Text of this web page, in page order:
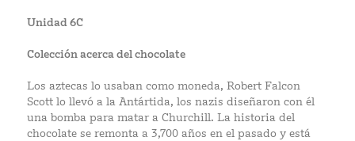
Unidad 6C
Colección acerca del chocolate
Los aztecas lo usaban como moneda, Robert Falcon
Scott lo llevó a la Antártida, los nazis diseñaron con él
una bomba para matar a Churchill. La historia del
chocolate se remonta a 3,700 años en el pasado y está